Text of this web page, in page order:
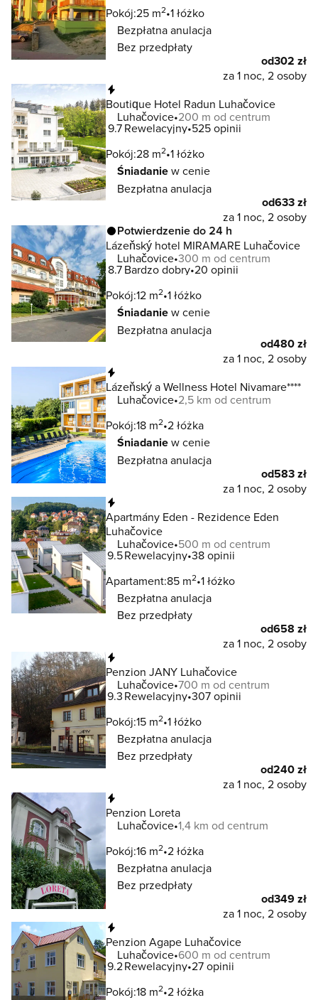
Pokój:25 m2 1 łóżko
Bezpłatna anulacja
Bez przedpłaty
od302 zł
za 1 noc, 2 osoby
Boutique Hotel Radun Luhačovice
Luhačovice 200 m od centrum
9.7Rewelacyjny 525 opinii
Pokój:28 m2 1 łóżko
Śniadaniew cenie
Bezpłatna anulacja
od633 zł
za 1 noc, 2 osoby
Potwierdzenie do 24 h
Lázeňský hotel MIRAMARE Luhačovice
Luhačovice 300 m od centrum
8.7Bardzo dobry 20 opinii
Pokój:12 m2 1 łóżko
Śniadaniew cenie
Bezpłatna anulacja
od480 zł
za 1 noc, 2 osoby
Lázeňský a Wellness Hotel Nivamare****
Luhačovice 2,5 km od centrum
Pokój:18 m2 2 łóżka
Śniadaniew cenie
Bezpłatna anulacja
od583 zł
za 1 noc, 2 osoby
Apartmány Eden - Rezidence Eden
Luhačovice
Luhačovice 500 m od centrum
9.5Rewelacyjny 38 opinii
Apartament:85 m2 1 łóżko
Bezpłatna anulacja
Bez przedpłaty
od658 zł
za 1 noc, 2 osoby
Penzion JANY Luhačovice
Luhačovice 700 m od centrum
9.3Rewelacyjny 307 opinii
Pokój:15 m2 1 łóżko
Bezpłatna anulacja
Bez przedpłaty
od240 zł
za 1 noc, 2 osoby
Penzion Loreta
Luhačovice 1,4 km od centrum
Pokój:16 m2 2 łóżka
Bezpłatna anulacja
Bez przedpłaty
od349 zł
za 1 noc, 2 osoby
Penzion Agape Luhačovice
Luhačovice 600 m od centrum
9.2Rewelacyjny 27 opinii
Pokój:18 m2 2 łóżka